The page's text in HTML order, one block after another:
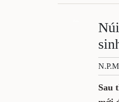
QUÊ HƯƠNG
VĂN BẢN,
N.P.M
Sau